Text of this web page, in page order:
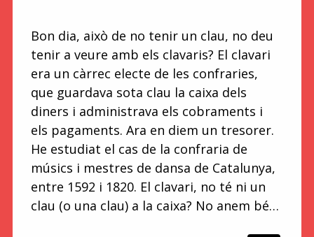
Bon dia, això de no tenir un clau, no deu
tenir a veure amb els clavaris? El clavari
era un càrrec electe de les confraries,
que guardava sota clau la caixa dels
diners i administrava els cobraments i
els pagaments. Ara en diem un tresorer.
He estudiat el cas de la confraria de
músics i mestres de dansa de Catalunya,
entre 1592 i 1820. El clavari, no té ni un
clau (o una clau) a la caixa? No anem bé…